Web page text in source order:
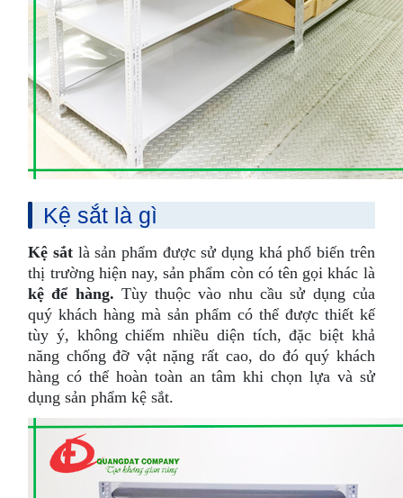
Kệ sắt là gì
Kệ sắt là sản phẩm được sử dụng khá phổ biến trên
thị trường hiện nay, sản phẩm còn có tên gọi khác là
kệ để hàng. Tùy thuộc vào nhu cầu sử dụng của
quý khách hàng mà sản phẩm có thể được thiết kế
tùy ý, không chiếm nhiều diện tích, đặc biệt khả
năng chống đỡ vật nặng rất cao, do đó quý khách
hàng có thể hoàn toàn an tâm khi chọn lựa và sử
dụng sản phẩm kệ sắt.